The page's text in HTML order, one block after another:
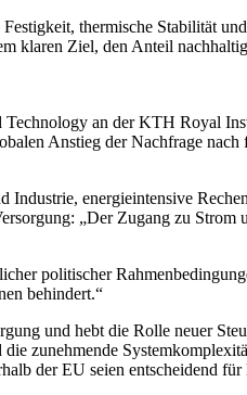
thermische Stabilität
klaren Ziel, den Anteil
an der KTH Royal
Anstieg der Nachfrage
energieintensive
„Der Zugang zu
politischer
behindert.“
und hebt die Rolle neuer
zunehmende
der EU seien entscheidend